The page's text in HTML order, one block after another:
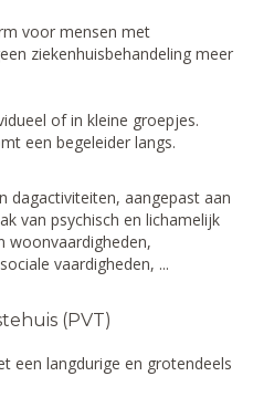
voor mensen met
ziekenhuisbehandeling meer
of in kleine groepjes.
een begeleider langs.
dagactiviteiten, aangepast aan
van psychisch en lichamelijk
woonvaardigheden,
vaardigheden, ...
(PVT)
een langdurige en grotendeels